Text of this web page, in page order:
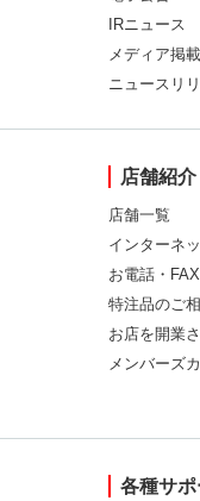
IRニュース
メディア掲
ニュースリ
店舗紹介
店舗一覧
インターネ
お電話・
特注品のご
お店を開業
メンバーズ
各種サポ